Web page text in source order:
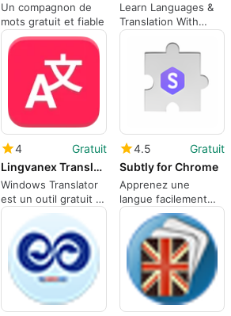
Un compagnon de
mots gratuit et fiable
Learn Languages &
Translation With
Dexway
4
Gratuit
Lingvanex Translator
Windows Translator
est un outil gratuit et
facile à utiliser pour
traduire vos fichiers.
4.5
Gratuit
Subtly for Chrome
Apprenez une
langue facilement
avec Subtly pour
Chrome.